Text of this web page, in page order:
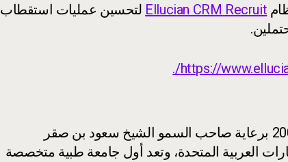
Ellucian CRM Recruit لتحسين عمليات استقطاب
https://
تأسست جامعة رأس الخيمة للطب والعلوم الصحية في عام 2006 برعاية صاحب السمو الشيخ سعود بن صقر
العربية المتحدة، وتعد أول جامعة طبية متخصصة